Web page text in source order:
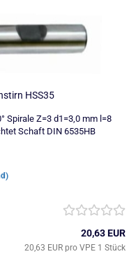
HSS35
Spirale Z=3 d1=3,0 mm l=8
Schaft DIN 6535HB
20,63 EUR
20,63 EUR pro VPE 1 Stück